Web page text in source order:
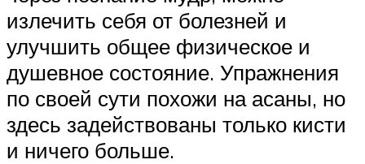
излечить себя от болезней и
улучшить общее физическое и
душевное состояние. Упражнения
по своей сути похожи на асаны, но
здесь задействованы только кисти
и ничего больше.